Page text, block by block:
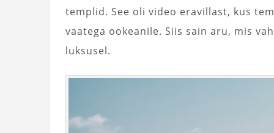
templid. See oli video eravillast, kus
vaatega ookeanile. Siis sain aru, mis
luksusel.